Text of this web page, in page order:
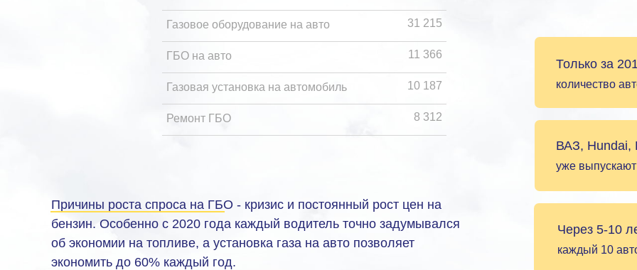
Причины роста спроса на ГБО - кризис и постоянный рост цен на
бензин. Особенно с 2020 года каждый водитель точно задумывался
об экономии на топливе, а установка газа на авто позволяет
экономить до 60% каждый год.
Только за
количество
ВАЗ, Hundai,
уже
Через 5-10
каждый 10
Газовое оборудование на авто
ГБО на авто
Газовая установка на автомобиль
Ремонт ГБО
31 215
11 366
10 187
8 312